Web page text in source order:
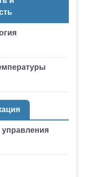
управления